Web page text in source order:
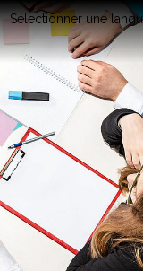
Sélectionner une